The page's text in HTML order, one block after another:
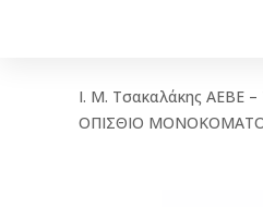
Ι. Μ. Τσακαλάκης ΑΕΒΕ –
ΟΠΙΣΘΙΟ